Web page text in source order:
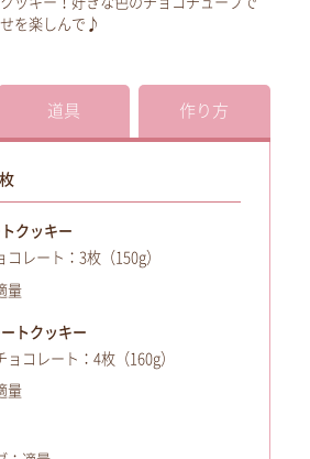
を楽しんで♪
道具 作り方
クッキー
コレート：3枚（150g）
量
トクッキー
ョコレート：4枚（160g）
量